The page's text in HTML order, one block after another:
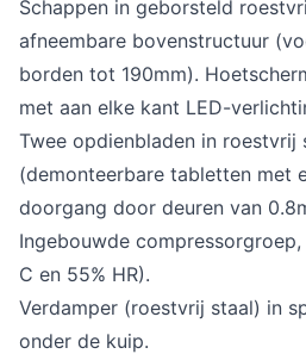
Schappen in geborsteld
afneembare bovenstructuur
borden tot 190mm).
met aan elke kant LED-
Twee opdienbladen in roestvrij
(demonteerbare tabletten met
doorgang door deuren van
Ingebouwde
C en 55% HR).
Verdamper (roestvrij staal) in
onder de kuip.